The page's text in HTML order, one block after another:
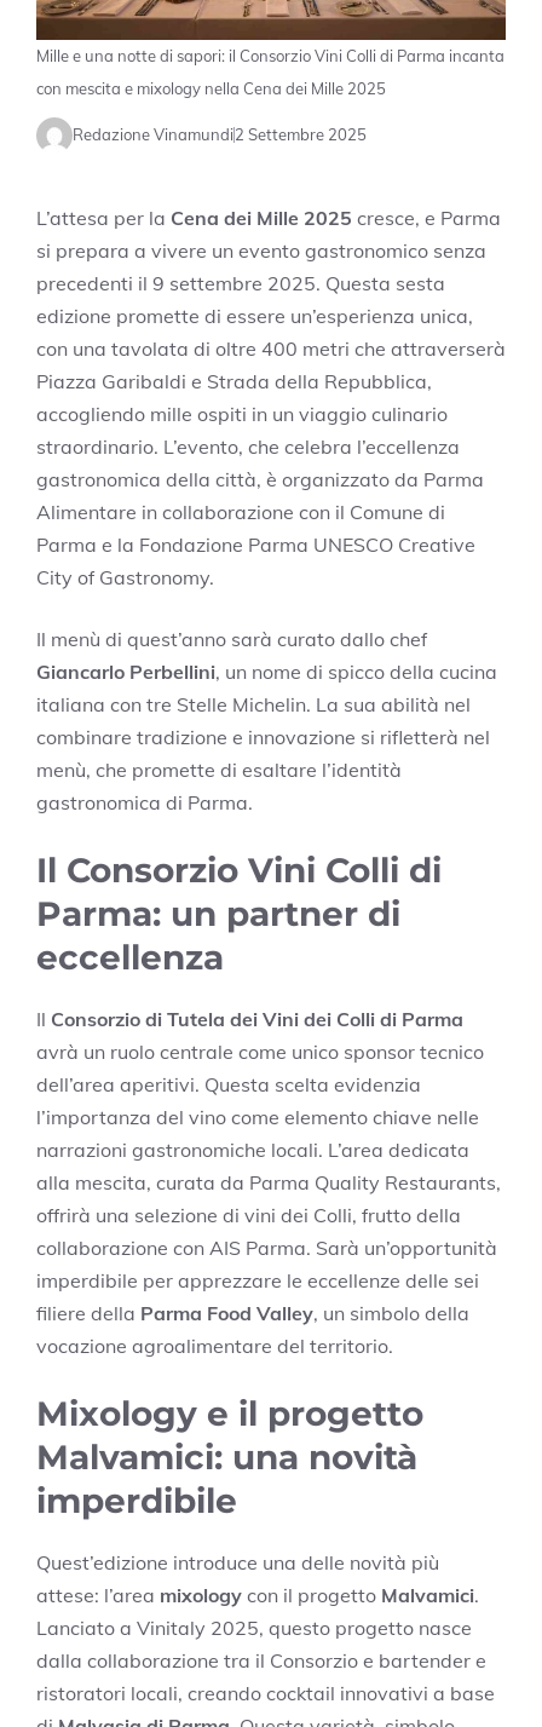
Mille e una notte di sapori: il Consorzio Vini Colli di Parma incanta
con mescita e mixology nella Cena dei Mille 2025
Redazione Vinamundi2 Settembre 2025
L’attesa per la Cena dei Mille 2025 cresce, e Parma
si prepara a vivere un evento gastronomico senza
precedenti il 9 settembre 2025. Questa sesta
edizione promette di essere un’esperienza unica,
con una tavolata di oltre 400 metri che attraverserà
Piazza Garibaldi e Strada della Repubblica,
accogliendo mille ospiti in un viaggio culinario
straordinario. L’evento, che celebra l’eccellenza
gastronomica della città, è organizzato da Parma
Alimentare in collaborazione con il Comune di
Parma e la Fondazione Parma UNESCO Creative
City of Gastronomy.
Il menù di quest’anno sarà curato dallo chef
Giancarlo Perbellini, un nome di spicco della cucina
italiana con tre Stelle Michelin. La sua abilità nel
combinare tradizione e innovazione si rifletterà nel
menù, che promette di esaltare l’identità
gastronomica di Parma.
Il Consorzio Vini Colli di
Parma: un partner di
eccellenza
Il Consorzio di Tutela dei Vini dei Colli di Parma
avrà un ruolo centrale come unico sponsor tecnico
dell’area aperitivi. Questa scelta evidenzia
l’importanza del vino come elemento chiave nelle
narrazioni gastronomiche locali. L’area dedicata
alla mescita, curata da Parma Quality Restaurants,
offrirà una selezione di vini dei Colli, frutto della
collaborazione con AIS Parma. Sarà un’opportunità
imperdibile per apprezzare le eccellenze delle sei
filiere della Parma Food Valley, un simbolo della
vocazione agroalimentare del territorio.
Mixology e il progetto
Malvamici: una novità
imperdibile
Quest’edizione introduce una delle novità più
attese: l’area mixology con il progetto Malvamici.
Lanciato a Vinitaly 2025, questo progetto nasce
dalla collaborazione tra il Consorzio e bartender e
ristoratori locali, creando cocktail innovativi a base